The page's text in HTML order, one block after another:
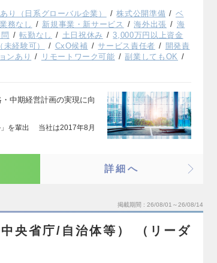
り（日系グローバル企業） 株式公開準備
ベ
務なし 新規事業・新サービス 海外出張
海
転勤なし 土日祝休み
3,000万円以上資金
経験可） CxO候補 サービス責任者
開発責
ンあり リモートワーク可能
副業してもOK
中期経営計画の実現に向
」を輩出 当社は2017年8月
詳細へ
掲載期間 26/08/01～26/08/14
央省庁/自治体等） （リーダ